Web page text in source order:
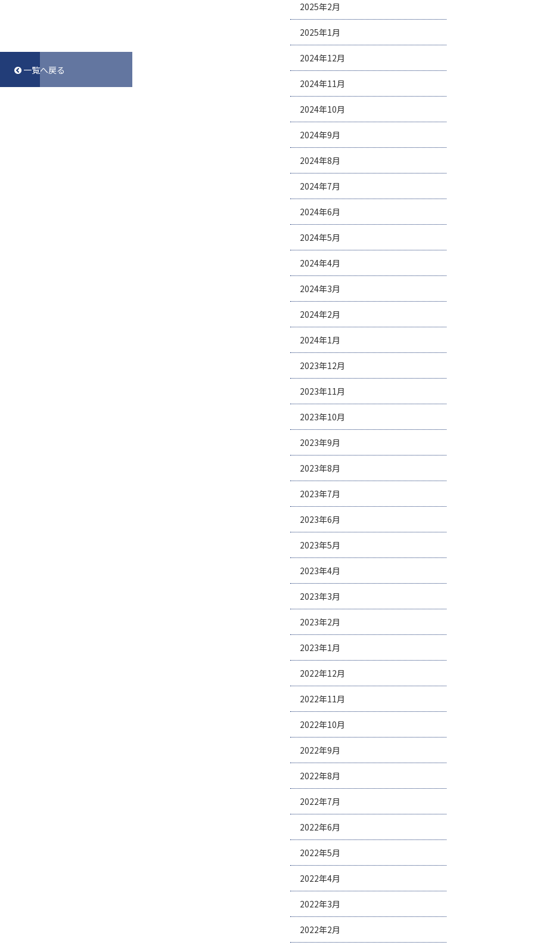
一覧へ戻る
2025年2月
2025年1月
2024年12月
2024年11月
2024年10月
2024年9月
2024年8月
2024年7月
2024年6月
2024年5月
2024年4月
2024年3月
2024年2月
2024年1月
2023年12月
2023年11月
2023年10月
2023年9月
2023年8月
2023年7月
2023年6月
2023年5月
2023年4月
2023年3月
2023年2月
2023年1月
2022年12月
2022年11月
2022年10月
2022年9月
2022年8月
2022年7月
2022年6月
2022年5月
2022年4月
2022年3月
2022年2月